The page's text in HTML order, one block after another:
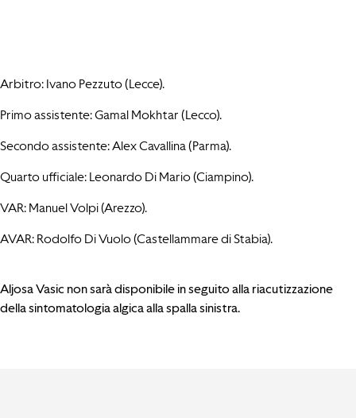
Arbitro: Ivano Pezzuto (Lecce).
Primo assistente: Gamal Mokhtar (Lecco).
Secondo assistente: Alex Cavallina (Parma).
Quarto ufficiale: Leonardo Di Mario (Ciampino).
VAR: Manuel Volpi (Arezzo).
AVAR: Rodolfo Di Vuolo (Castellammare di Stabia).
Aljosa Vasic non sarà disponibile in seguito alla riacutizzazione
della sintomatologia algica alla spalla sinistra.